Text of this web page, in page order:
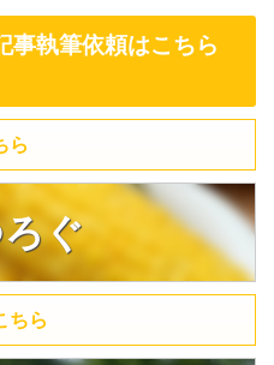
事執筆依頼はこちら
ら
ぐ
ちら